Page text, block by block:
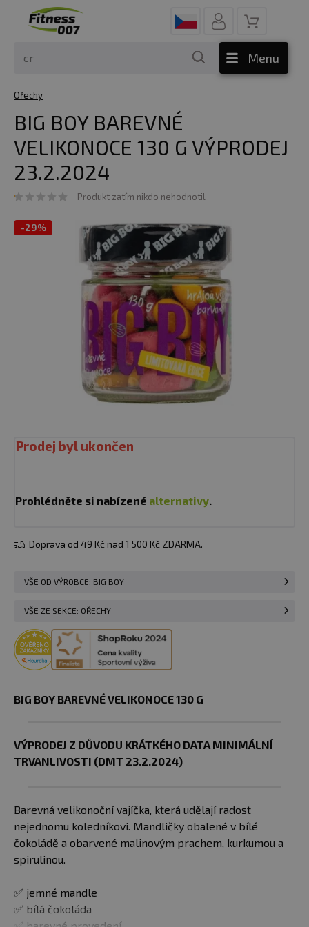
Menu
Ořechy
BIG BOY BAREVNÉ
VELIKONOCE 130 G VÝPRODEJ
23.2.2024
Produkt zatím nikdo nehodnotil
-29%
Prodej byl ukončen
Prohlédněte si nabízené alternativy.
Doprava od 49 Kč nad 1 500 Kč ZDARMA.
VŠE OD VÝROBCE: BIG BOY
VŠE ZE SEKCE: OŘECHY
BIG BOY BAREVNÉ VELIKONOCE 130 G
VÝPRODEJ Z DŮVODU KRÁTKÉHO DATA MINIMÁLNÍ
TRVANLIVOSTI (DMT 23.2.2024)
Barevná velikonoční vajíčka, která udělají radost
nejednomu koledníkovi. Mandličky obalené v bílé
čokoládě a obarvené malinovým prachem, kurkumou a
spirulinou.
✅ jemné mandle
✅ bílá čokoláda